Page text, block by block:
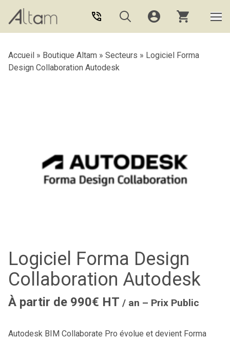
Aller au contenu principal
Accueil » Boutique Altam » Secteurs » Logiciel Forma
Design Collaboration Autodesk
Logiciel Forma Design
Collaboration Autodesk
À partir de 990€ HT / an – Prix Public
Autodesk BIM Collaborate Pro évolue et devient Forma